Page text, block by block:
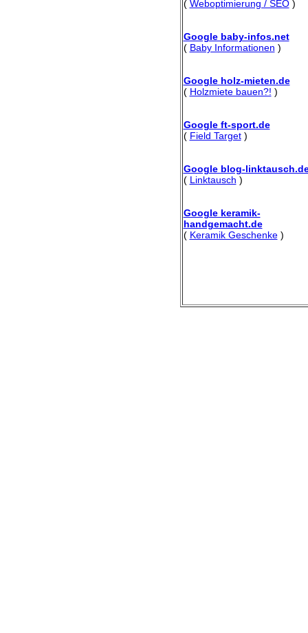
( Weboptimierung / SEO)
Google baby-infos.net
( Baby Informationen )
Google holz-mieten.de
( Holzmiete bauen?! )
Google ft-sport.de
( Field Target)
Google blog-
( Linktausch )
Google keramik-
handgemacht.de
( Keramik Geschenke)